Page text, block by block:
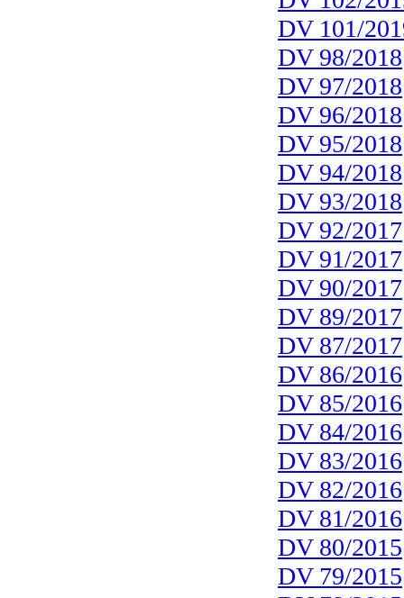
DV 101/
DV 98/2018
DV 97/2018
DV 96/2018
DV 95/2018
DV 94/2018
DV 93/2018
DV 92/2017
DV 91/2017
DV 90/2017
DV 89/2017
DV 87/2017
DV 86/2016
DV 85/2016
DV 84/2016
DV 83/2016
DV 82/2016
DV 81/2016
DV 80/2015
DV 79/2015